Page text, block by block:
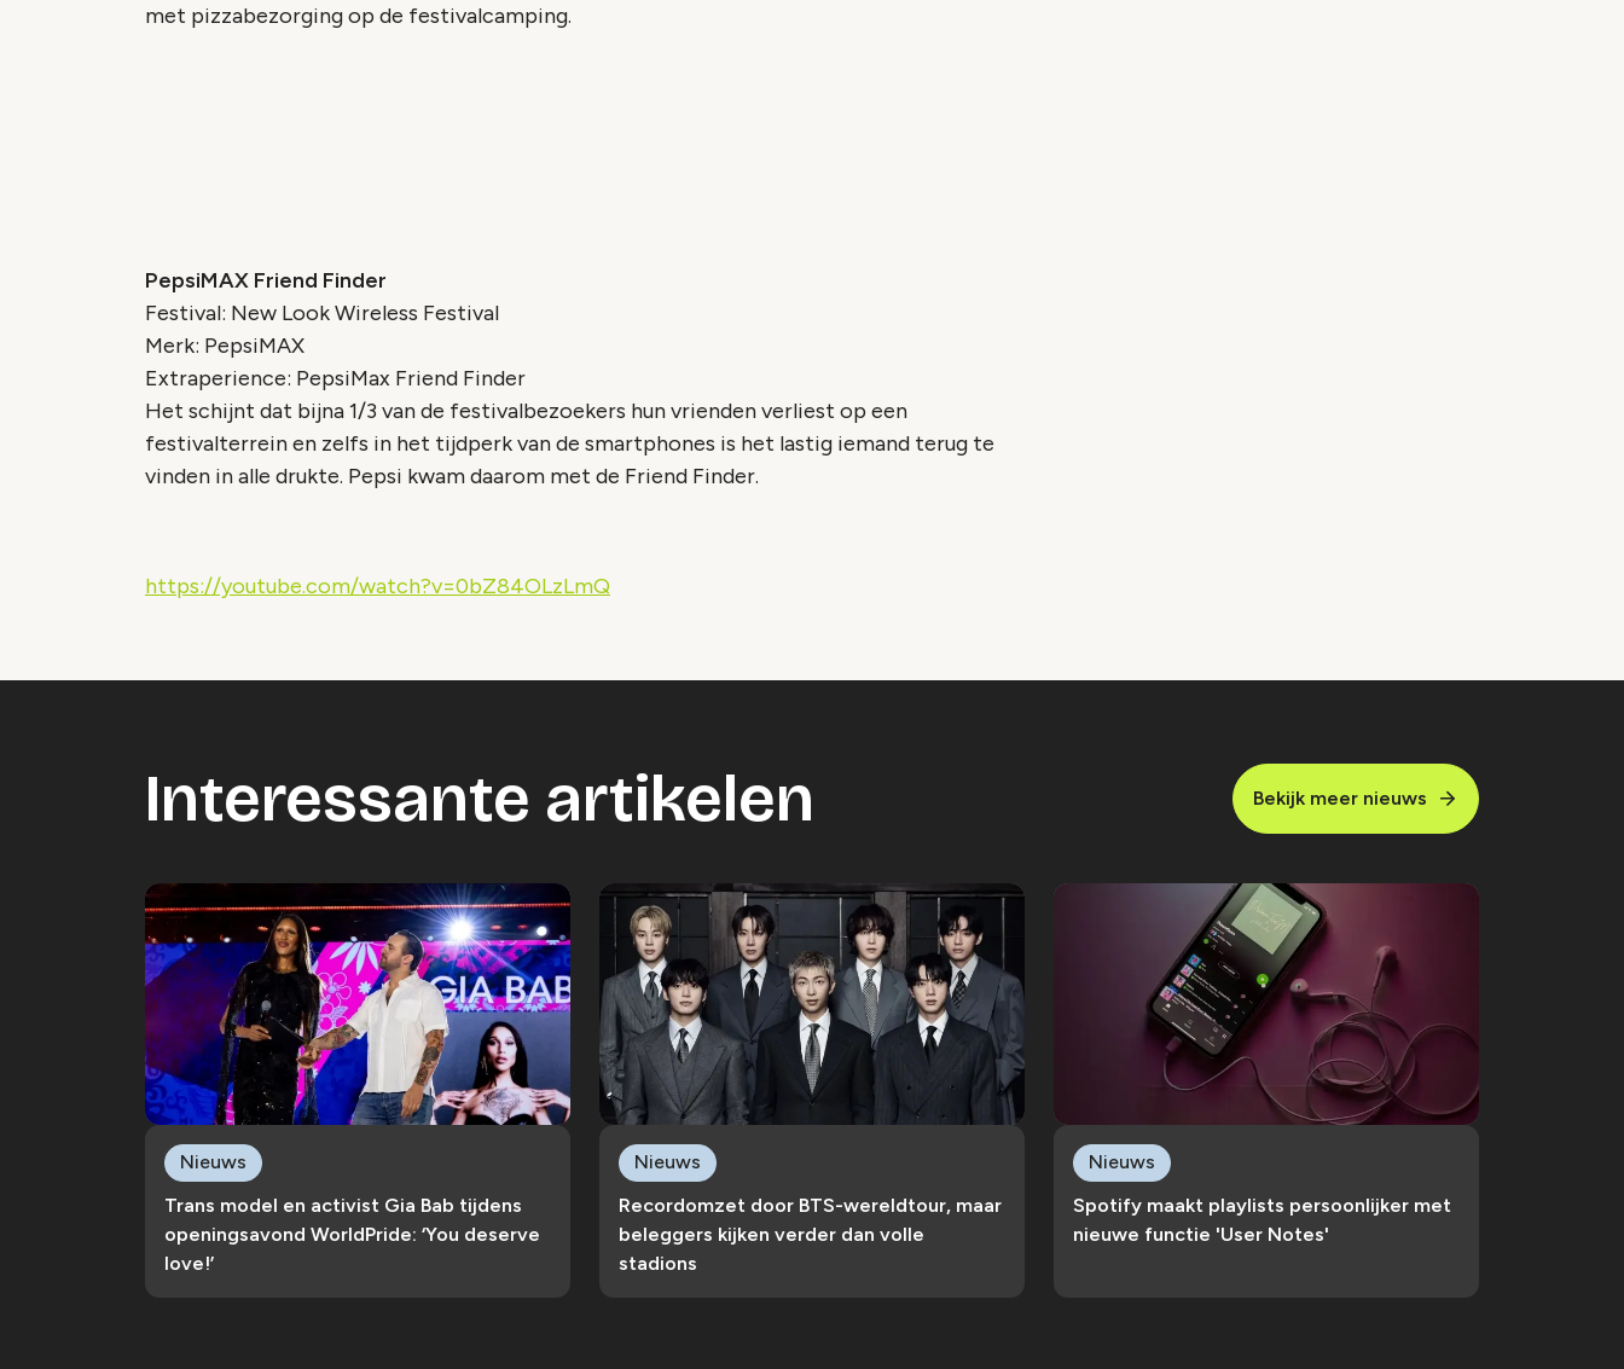
met pizzabezorging op de festivalcamping.
PepsiMAX Friend Finder
Festival: New Look Wireless Festival
Merk: PepsiMAX
Extraperience: PepsiMax Friend Finder
Het schijnt dat bijna 1/3 van de festivalbezoekers hun vrienden verliest op een
festivalterrein en zelfs in het tijdperk van de smartphones is het lastig iemand terug te
vinden in alle drukte. Pepsi kwam daarom met de Friend Finder.
https://youtube.com/watch?v=0bZ84OLzLmQ
Interessante artikelen Bekijk meer nieuws
Trans model en activist Gia Bab tijdens
openingsavond WorldPride: ‘You deserve
love!’
Nieuws
Recordomzet door BTS-wereldtour, maar
beleggers kijken verder dan volle
stadions
Nieuws
Spotify maakt playlists persoonlijker met
nieuwe functie 'User Notes'
Nieuws